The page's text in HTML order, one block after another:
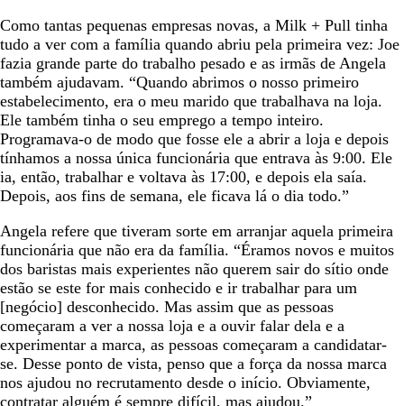
Como tantas pequenas empresas novas, a Milk + Pull tinha
tudo a ver com a família quando abriu pela primeira vez: Joe
fazia grande parte do trabalho pesado e as irmãs de Angela
também ajudavam. “Quando abrimos o nosso primeiro
estabelecimento, era o meu marido que trabalhava na loja.
Ele também tinha o seu emprego a tempo inteiro.
Programava-o de modo que fosse ele a abrir a loja e depois
tínhamos a nossa única funcionária que entrava às 9:00. Ele
ia, então, trabalhar e voltava às 17:00, e depois ela saía.
Depois, aos fins de semana, ele ficava lá o dia todo.”
Angela refere que tiveram sorte em arranjar aquela primeira
funcionária que não era da família. “Éramos novos e muitos
dos baristas mais experientes não querem sair do sítio onde
estão se este for mais conhecido e ir trabalhar para um
[negócio] desconhecido. Mas assim que as pessoas
começaram a ver a nossa loja e a ouvir falar dela e a
experimentar a marca, as pessoas começaram a candidatar-
se. Desse ponto de vista, penso que a força da nossa marca
nos ajudou no recrutamento desde o início. Obviamente,
contratar alguém é sempre difícil, mas ajudou.”